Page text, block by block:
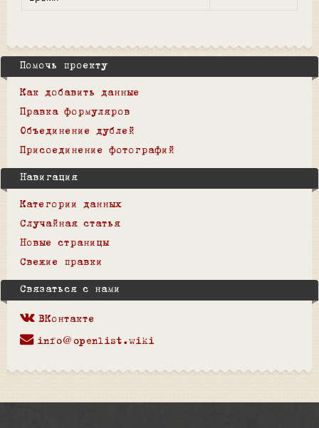
Помочь проекту
Как добавить данные
Правка формуляров
Объединение дублей
Присоединение фотографий
Навигация
Категории данных
Случайная статья
Новые страницы
Свежие правки
Связаться с нами
ВКонтакте
info@openlist.wiki